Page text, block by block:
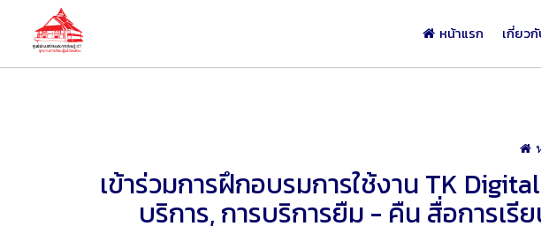
หน้าแรก เกี่ยว
เข้าร่วมการฝึกอบรมการใช้งาน TK
บริการ, การบริการยืม - คืน สื่อการเรี